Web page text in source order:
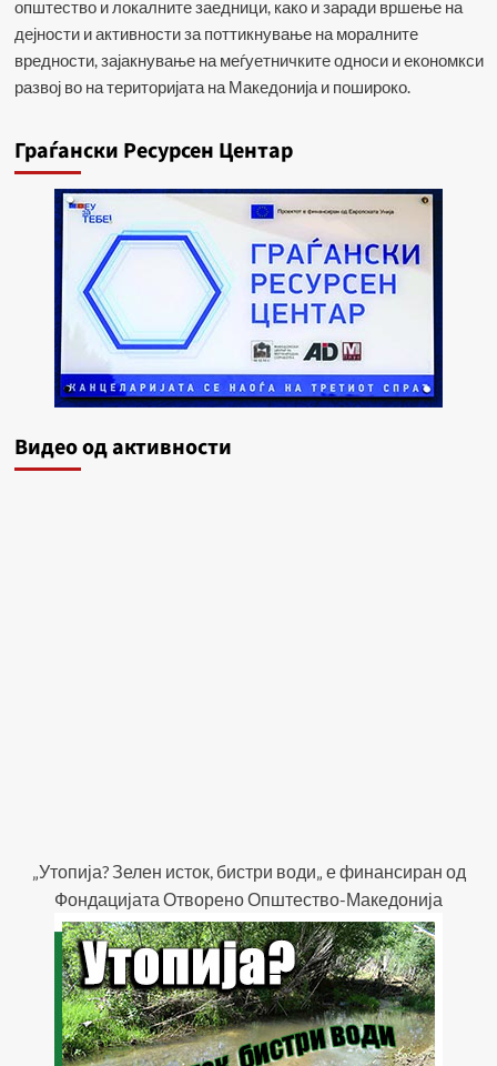
општество и локалните заедници, како и заради вршење на
дејности и активности за поттикнување на моралните
вредности, зајакнување на меѓуетничките односи и економкси
развој во на територијата на Македонија и пошироко.
Граѓански Ресурсен Центар
Видеo од активности
„Утопија? Зелен исток, бистри води„ е финансиран од
Фондацијата Отворено Општество-Македонија